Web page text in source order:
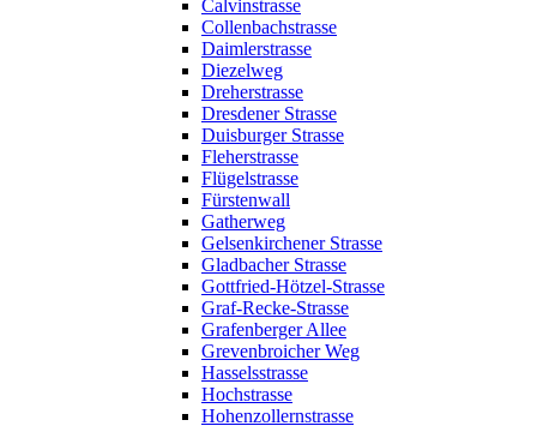
Calvinstrasse
Collenbachstrasse
Daimlerstrasse
Diezelweg
Dreherstrasse
Dresdener Strasse
Duisburger Strasse
Fleherstrasse
Flügelstrasse
Fürstenwall
Gatherweg
Gelsenkirchener Strasse
Gladbacher Strasse
Gottfried-Hötzel-Strasse
Graf-Recke-Strasse
Grafenberger Allee
Grevenbroicher Weg
Hasselsstrasse
Hochstrasse
Hohenzollernstrasse